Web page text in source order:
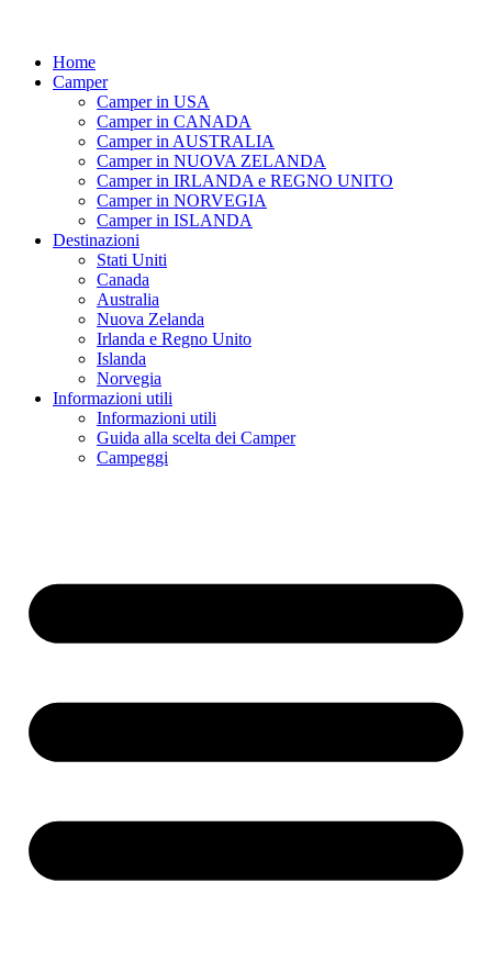
Home
Camper
Camper in USA
Camper in CANADA
Camper in AUSTRALIA
Camper in NUOVA ZELANDA
Camper in IRLANDA e REGNO UNITO
Camper in NORVEGIA
Camper in ISLANDA
Destinazioni
Stati Uniti
Canada
Australia
Nuova Zelanda
Irlanda e Regno Unito
Islanda
Norvegia
Informazioni utili
Informazioni utili
Guida alla scelta dei Camper
Campeggi